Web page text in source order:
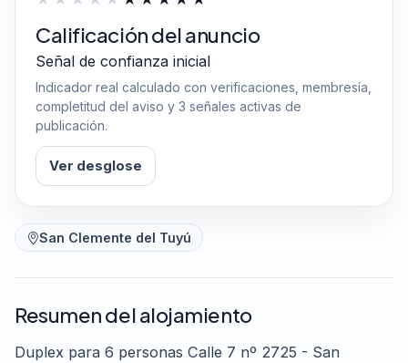
Calificación del anuncio
Señal de confianza inicial
Indicador real calculado con verificaciones, membresía,
completitud del aviso y 3 señales activas de
publicación.
Ver desglose
San Clemente del Tuyú
Resumen del alojamiento
Duplex para 6 personas Calle 7 nº 2725 - San